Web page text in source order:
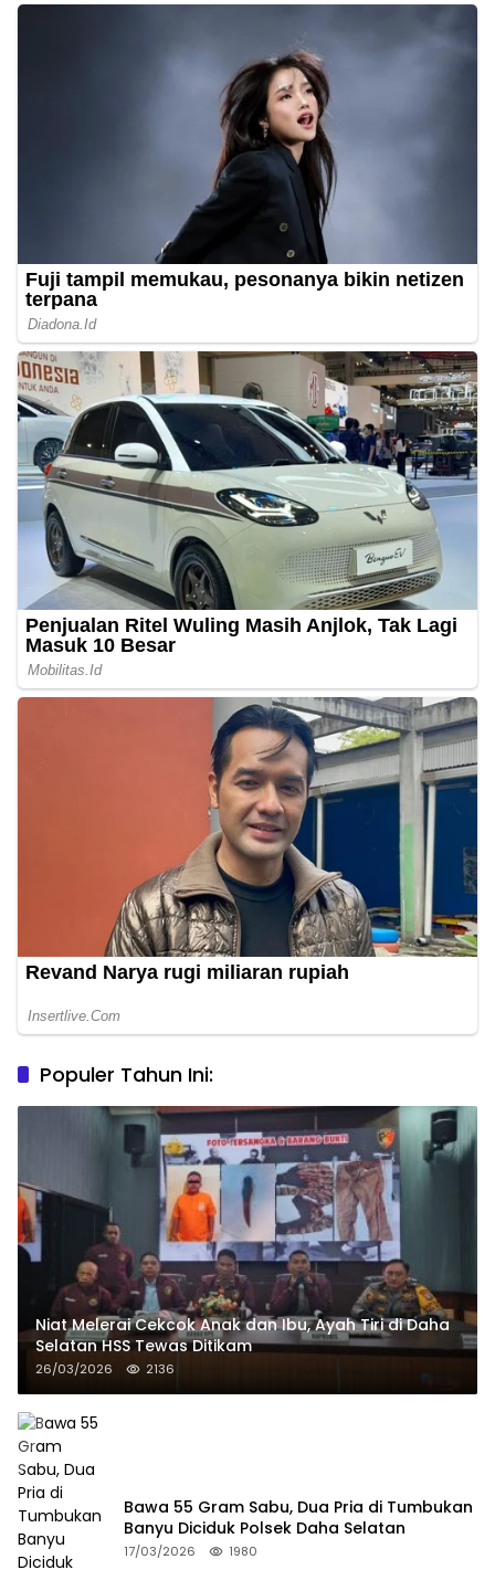
Populer Tahun Ini:
Niat Melerai Cekcok Anak dan Ibu, Ayah Tiri di Daha
Selatan HSS Tewas Ditikam
26/03/2026 2136
Bawa 55 Gram Sabu, Dua Pria di Tumbukan
Banyu Diciduk Polsek Daha Selatan
17/03/2026 1980